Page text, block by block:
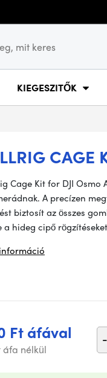
KIEGESZITŐK
CAGE
Cage Kit for DJI
A precízen
biztosít az összes
a hideg cipő
Ft áfával
áfa nélkül
-